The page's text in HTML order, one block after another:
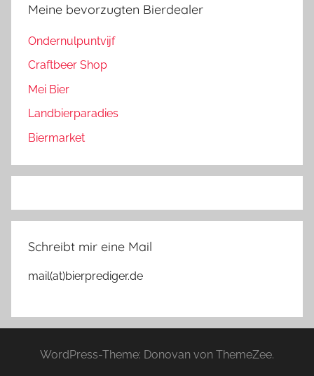
Meine bevorzugten Bierdealer
Ondernulpuntvijf
Craftbeer Shop
Mei Bier
Landbierparadies
Biermarket
Schreibt mir eine Mail
mail(at)bierprediger.de
WordPress-Theme: Donovan von ThemeZee.